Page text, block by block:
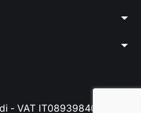
arrow_drop_down
arrow_drop_down
- VAT IT08939840966 -